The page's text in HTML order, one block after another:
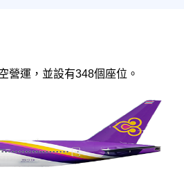
營運，並設有348個座位。